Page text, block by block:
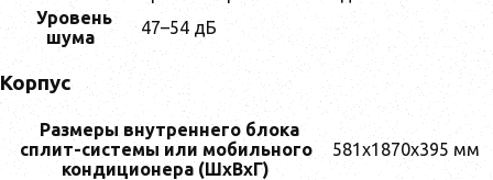
Уровень
шума
47–54 дБ
Корпус
Размеры внутреннего блока
сплит-системы или мобильного
кондиционера (ШxВxГ)
581x1870x395 мм